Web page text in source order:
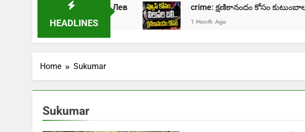
HEADLINES
онлайн казино Лев crime: క్షణికానందం కోసం కుటుంబాల నాశనం!
1 Month Ago
Home Sukumar
Sukumar